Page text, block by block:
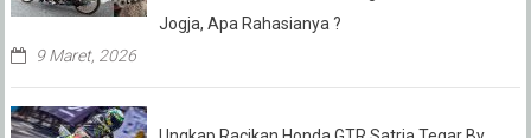
Jogja, Apa Rahasianya ?
9 Maret, 2026